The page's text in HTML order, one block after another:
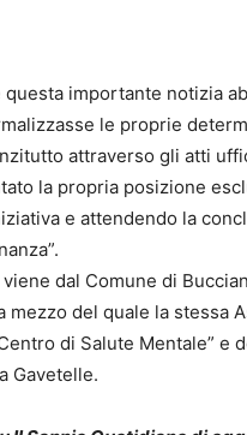
questa importante notizia
le proprie
attraverso gli atti
la propria posizione
e attendendo la
dal Comune di
mezzo del quale la stessa
di Salute Mentale”
Gavetelle.